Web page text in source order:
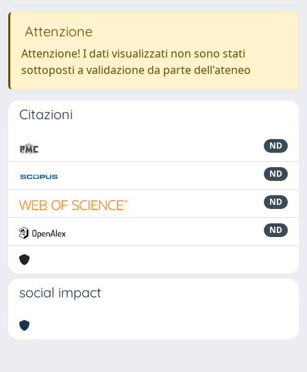
Attenzione
Attenzione! I dati visualizzati non sono stati
sottoposti a validazione da parte dell'ateneo
Citazioni
ND
ND
ND
ND
social impact